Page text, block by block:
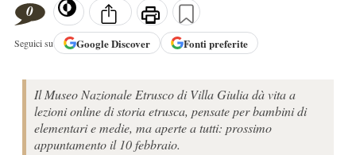
0
Seguici su GoogleDiscover Fonti preferite
Il Museo Nazionale Etrusco di Villa Giulia dà vita a
lezioni online di storia etrusca, pensate per bambini di
elementari e medie, ma aperte a tutti: prossimo
appuntamento il 10 febbraio.